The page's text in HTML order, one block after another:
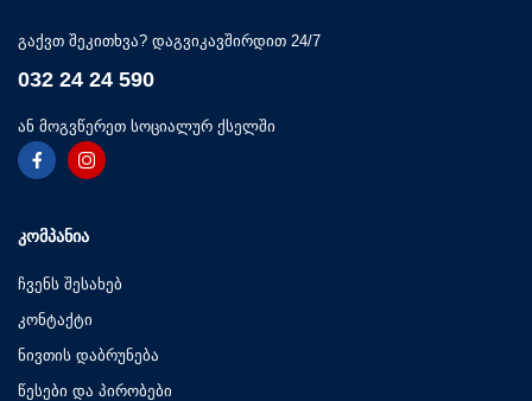
გაქვთ შეკითხვა? დაგვიკავშირდით 24/7
032 24 24 590
ან მოგვწერეთ სოციალურ ქსელში
ᲙᲝᲛᲞᲐᲜᲘᲐ
ჩვენს შესახებ
კონტაქტი
ნივთის დაბრუნება
წესები და პირობები